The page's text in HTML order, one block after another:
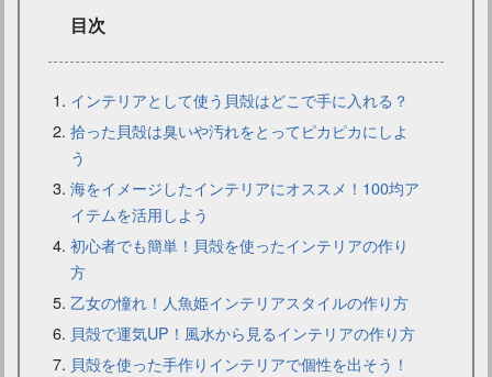
IKEAのサービスを利用して最高のインテリアコーディネート！
目次
インテリアとして使う貝殻はどこで手に入れる？
拾った貝殻は臭いや汚れをとってピカピカにしよ
う
海をイメージしたインテリアにオススメ！100均ア
イテムを活用しよう
初心者でも簡単！貝殻を使ったインテリアの作り
方
乙女の憧れ！人魚姫インテリアスタイルの作り方
貝殻で運気UP！風水から見るインテリアの作り方
貝殻を使った手作りインテリアで個性を出そう！